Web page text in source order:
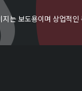
는 보도용이며 상업적인